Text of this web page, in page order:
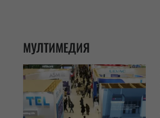
МУЛТИМЕДИЯ